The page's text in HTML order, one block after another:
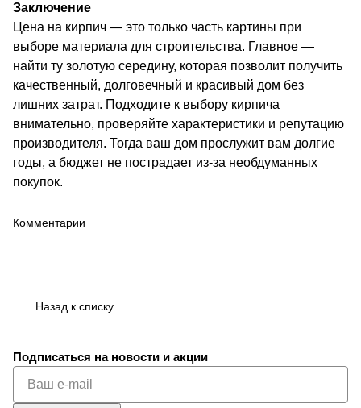
Заключение
Цена на кирпич — это только часть картины при
выборе материала для строительства. Главное —
найти ту золотую середину, которая позволит получить
качественный, долговечный и красивый дом без
лишних затрат. Подходите к выбору кирпича
внимательно, проверяйте характеристики и репутацию
производителя. Тогда ваш дом прослужит вам долгие
годы, а бюджет не пострадает из-за необдуманных
покупок.
Комментарии
Назад к списку
Подписаться на новости и акции